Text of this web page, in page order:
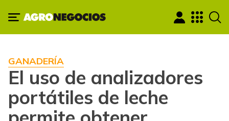
GANADERÍA
El uso de analizadores
portátiles de leche